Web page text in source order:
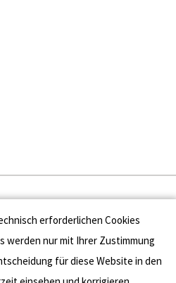
Presse
Kontakt
erforderlichen Cookies
werden nur mit Ihrer Zustimmung
für diese Website in den